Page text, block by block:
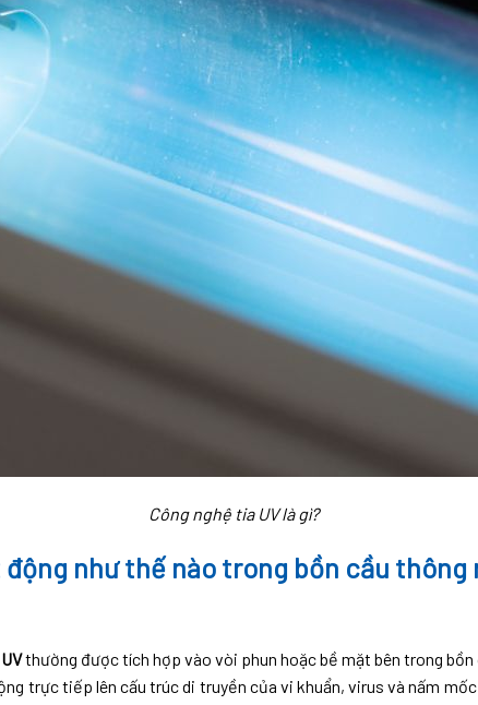
Công nghệ tia UV là gì?
động như thế nào trong bồn cầu thông
thường được tích hợp vào vòi phun hoặc bề mặt bên trong
trực tiếp lên cấu trúc di truyền của vi khuẩn, virus và nấm